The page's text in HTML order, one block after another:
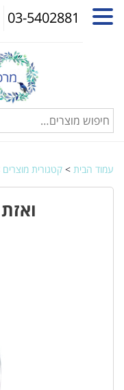
03-5402881
עמוד הבית > קטגורית מוצרים